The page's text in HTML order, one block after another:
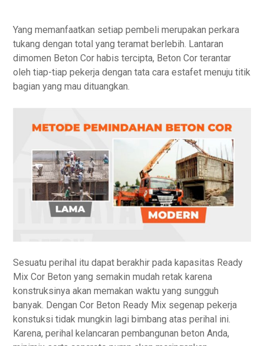
Yang memanfaatkan setiap pembeli merupakan perkara
tukang dengan total yang teramat berlebih. Lantaran
dimomen Beton Cor habis tercipta, Beton Cor terantar
oleh tiap-tiap pekerja dengan tata cara estafet menuju titik
bagian yang mau dituangkan.
Sesuatu perihal itu dapat berakhir pada kapasitas Ready
Mix Cor Beton yang semakin mudah retak karena
konstruksinya akan memakan waktu yang sungguh
banyak. Dengan Cor Beton Ready Mix segenap pekerja
konstuksi tidak mungkin lagi bimbang atas perihal ini.
Karena, perihal kelancaran pembangunan beton Anda,